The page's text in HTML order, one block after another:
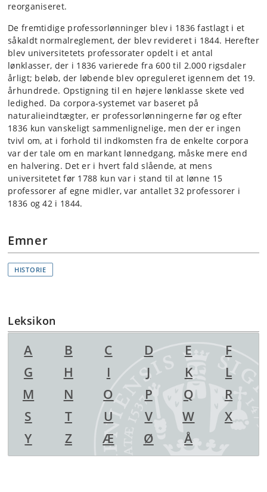
reorganiseret.
De fremtidige professorlønninger blev i 1836 fastlagt i et
såkaldt normalreglement, der blev revideret i 1844. Herefter
blev universitetets professorater opdelt i et antal
lønklasser, der i 1836 varierede fra 600 til 2.000 rigsdaler
årligt; beløb, der løbende blev opreguleret igennem det 19.
århundrede. Opstigning til en højere lønklasse skete ved
ledighed. Da corpora-systemet var baseret på
naturalieindtægter, er professorlønningerne før og efter
1836 kun vanskeligt sammenlignelige, men der er ingen
tvivl om, at i forhold til indkomsten fra de enkelte corpora
var der tale om en markant lønnedgang, måske mere end
en halvering. Det er i hvert fald slående, at mens
universitetet før 1788 kun var i stand til at lønne 15
professorer af egne midler, var antallet 32 professorer i
1836 og 42 i 1844.
Emner
HISTORIE
Leksikon
A B C D E
F
G
H I J K
L
M
N O P Q
R
S
T U V W
X
Y
Z Æ Ø Å